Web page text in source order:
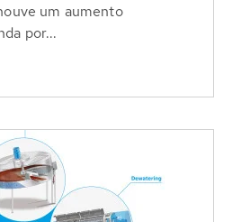
um aumento
por...